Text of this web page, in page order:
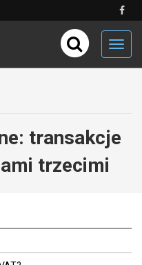
transakcje
trzecimi